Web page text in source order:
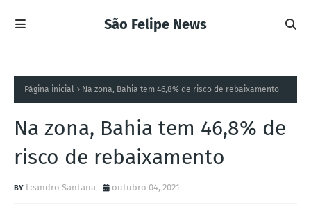
São Felipe News
Página inicial Na zona, Bahia tem 46,8% de risco de rebaixamento
Na zona, Bahia tem 46,8% de
risco de rebaixamento
Leandro Santana outubro 04, 2021